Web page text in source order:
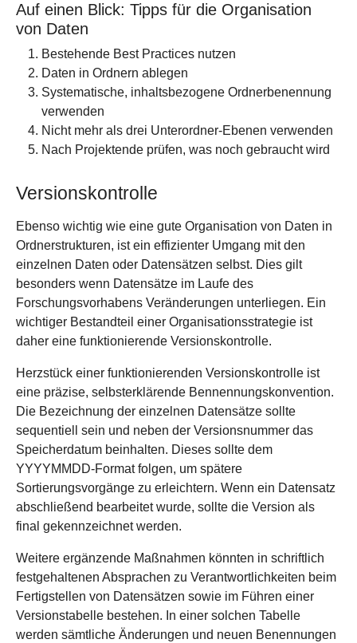
Auf einen Blick: Tipps für die Organisation
von Daten
Bestehende Best Practices nutzen
Daten in Ordnern ablegen
Systematische, inhaltsbezogene Ordnerbenennung
verwenden
Nicht mehr als drei Unterordner-Ebenen verwenden
Nach Projektende prüfen, was noch gebraucht wird
Versionskontrolle
Ebenso wichtig wie eine gute Organisation von Daten in
Ordnerstrukturen, ist ein effizienter Umgang mit den
einzelnen Daten oder Datensätzen selbst. Dies gilt
besonders wenn Datensätze im Laufe des
Forschungsvorhabens Veränderungen unterliegen. Ein
wichtiger Bestandteil einer Organisationsstrategie ist
daher eine funktionierende Versionskontrolle.
Herzstück einer funktionierenden Versionskontrolle ist
eine präzise, selbsterklärende Bennennungskonvention.
Die Bezeichnung der einzelnen Datensätze sollte
sequentiell sein und neben der Versionsnummer das
Speicherdatum beinhalten. Dieses sollte dem
YYYYMMDD-Format folgen, um spätere
Sortierungsvorgänge zu erleichtern. Wenn ein Datensatz
abschließend bearbeitet wurde, sollte die Version als
final gekennzeichnet werden.
Weitere ergänzende Maßnahmen könnten in schriftlich
festgehaltenen Absprachen zu Verantwortlichkeiten beim
Fertigstellen von Datensätzen sowie im Führen einer
Versionstabelle bestehen. In einer solchen Tabelle
werden sämtliche Änderungen und neuen Benennungen